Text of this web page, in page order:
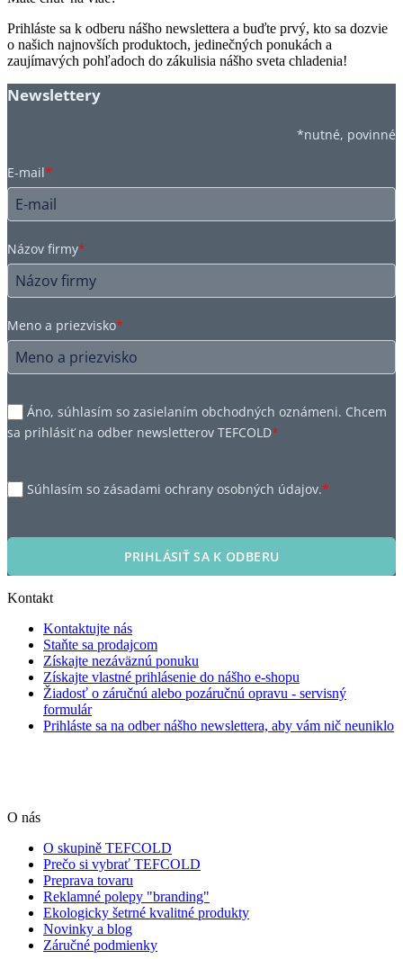
Prihláste sa k odberu nášho newslettera a buďte prvý, kto sa dozvie
o našich najnovších produktoch, jedinečných ponukách a
zaujímavých pohľadoch do zákulisia nášho sveta chladenia!
Newslettery
*nutné, povinné
E-mail*
Názov firmy*
Meno a priezvisko*
Áno, súhlasím so zasielaním obchodných oznámeni. Chcem
sa prihlásiť na odber newsletterov TEFCOLD*
Súhlasím so zásadami ochrany osobných údajov.*
PRIHLÁSIŤ SA K ODBERU
Kontakt
Kontaktujte nás
Staňte sa prodajcom
Získajte nezáväznú ponuku
Získajte vlastné prihlásenie do nášho e-shopu
Žiadosť o záručnú alebo pozáručnú opravu - servisný
formulár
Prihláste sa na odber nášho newslettera, aby vám nič neuniklo
O nás
O skupině TEFCOLD
Prečo si vybrať TEFCOLD
Preprava tovaru
Reklamné polepy "branding"
Ekologicky šetrné kvalitné produkty
Novinky a blog
Záručné podmienky